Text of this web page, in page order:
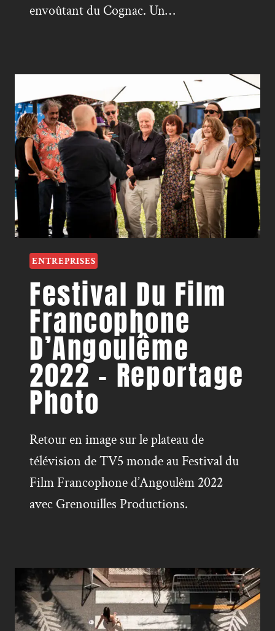
envoûtant du Cognac. Un…
ENTREPRISES
Festival Du Film
Francophone
D’Angoulême
2022 – Reportage
Photo
Retour en image sur le plateau de
télévision de TV5 monde au Festival du
Film Francophone d’Angoulêm 2022
avec Grenouilles Productions.